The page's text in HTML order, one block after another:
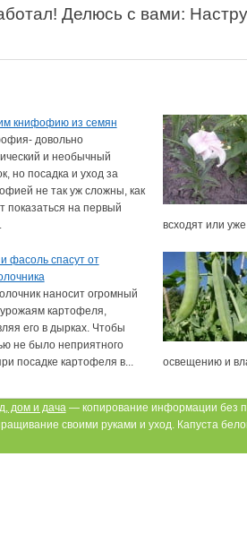
Делюсь с вами:
книфофию из семян
довольно
и необычный
но посадка и уход за
не так уж сложны, как
показаться на первый
всходят или
фасоль спасут от
наносит огромный
картофеля,
его в дырках. Чтобы
не было неприятного
посадке картофеля в...
освещению и
дом и дача— копирование информации без
своими руками и уход. Капуста